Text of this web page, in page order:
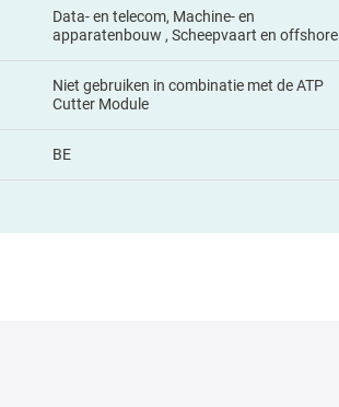
Data- en telecom, Machine- en
apparatenbouw , Scheepvaart en offshore
Niet gebruiken in combinatie met de ATP
Cutter Module
BE